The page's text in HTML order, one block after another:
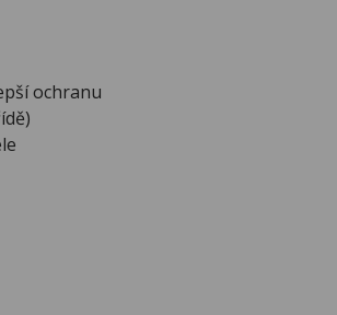
ochranu